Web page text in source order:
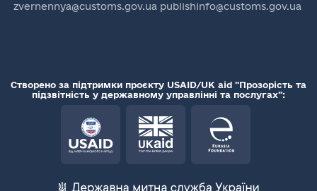
zvernennya@customs.gov.ua publishinfo@customs.gov.ua
Створено за підтримки проєкту USAID/UK aid "Прозорість та
підзвітність у державному управлінні та послугах":